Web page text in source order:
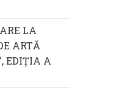
LA
ARTĂ
EDIŢIA A